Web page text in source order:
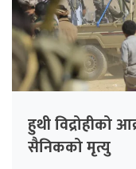
हुथी विद्रोहीको
सैनिकको मृत्यु